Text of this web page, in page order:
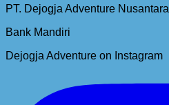
PT. Dejogja Adventure Nusantara
Bank Mandiri
Dejogja Adventure on Instagram